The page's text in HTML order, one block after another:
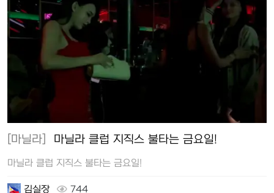
[마닐라] 마닐라 클럽 지직스 불타는 금요일!
마닐라 클럽 지직스 불타는 금요일!
김실장 744